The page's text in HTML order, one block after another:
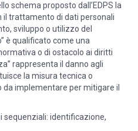
schema proposto dall’EDPS la
il trattamento di dati personali
sviluppo o utilizzo del
è qualificato come una
o di ostacolo ai diritti
rappresenta il danno agli
la misura tecnica o
implementare per mitigare il
sequenziali: identificazione,